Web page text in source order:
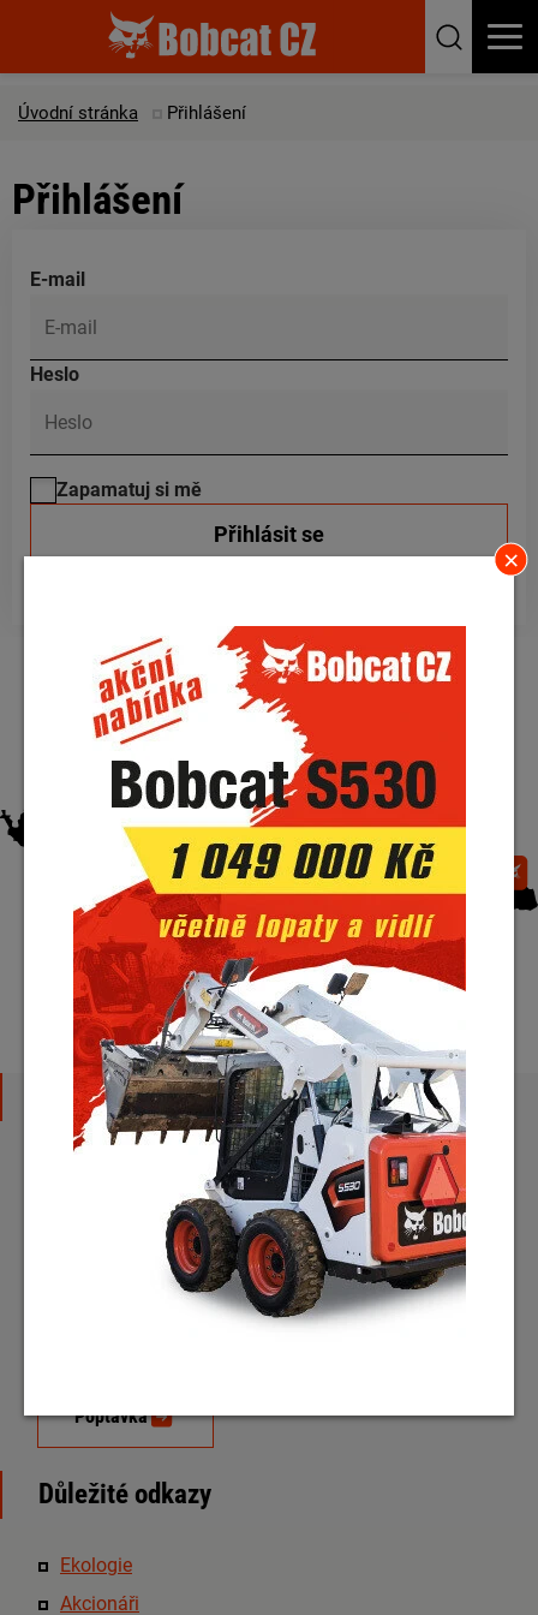
Úvodní stránka Přihlášení
Přihlášení
E-mail
Heslo
Zapamatuj si mě
Kontakt
Praha - sídlo společnosti
Cukrovarská 883,
19600 Praha
Podrobné kontakty
Otevírací doba
Poptávka
Důležité odkazy
Ekologie
Akcionáři